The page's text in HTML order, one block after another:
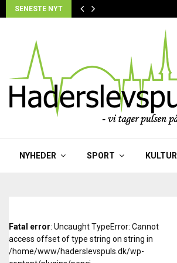
SENESTE NYT
NYHEDER SPORT KULTUR
Fatal error: Uncaught TypeError: Cannot
access offset of type string on string in
/home/www/haderslevspuls.dk/wp-